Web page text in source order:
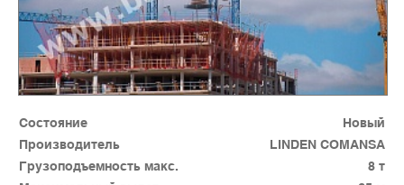
Состояние
Новый
Производитель
LINDEN COMANSA
Грузоподъемность макс.
8 т